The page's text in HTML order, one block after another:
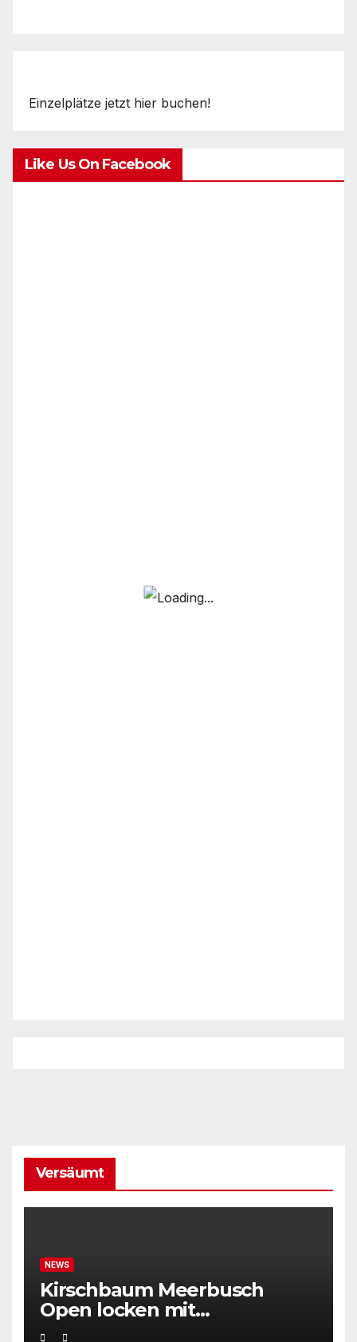
Einzelplätze jetzt hier buchen!
Like Us On Facebook
Versäumt
NEWS
Kirschbaum Meerbusch
Open locken mit
Weltklassetennis